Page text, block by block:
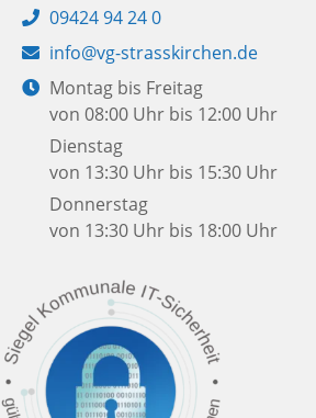
Telefon:
09424 94 24 0
E-
Mail:
info@vg-strasskirchen.de
Öffnungszeiten:
Montag bis Freitag
von 08:00 Uhr bis 12:00 Uhr
Dienstag
von 13:30 Uhr bis 15:30 Uhr
Donnerstag
von 13:30 Uhr bis 18:00 Uhr